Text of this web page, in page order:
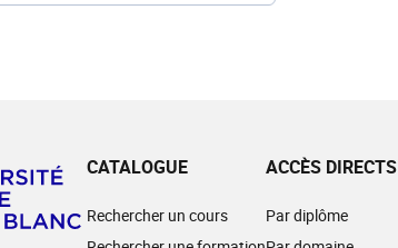
CATALOGUE
Rechercher un cours
ACCÈS DIRECTS
Par diplôme